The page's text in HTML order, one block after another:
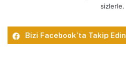
sizlerle.
Bizi Facebook’ta Takip Edin